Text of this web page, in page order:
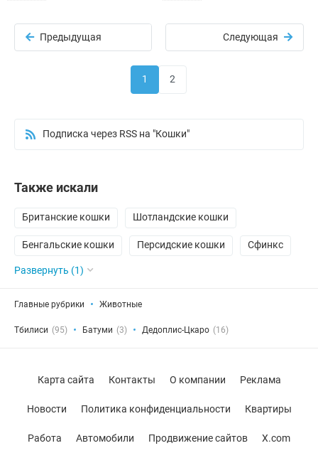
Предыдущая Следующая
1 2
Подписка через RSS на "Кошки"
Также искали
Британские кошки Шотландские кошки
Бенгальские кошки Персидские кошки Cфинкс
Развернуть (1)
Главные рубрики Животные
Тбилиси (95) Батуми (3) Дедоплис-Цкаро (16)
Карта сайта Контакты О компании Реклама
Новости Политика конфиденциальности Квартиры
Работа Автомобили Продвижение сайтов X.com